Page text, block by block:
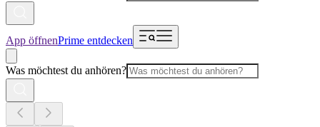
App öffnenPrime entdecken
Was möchtest du anhören?